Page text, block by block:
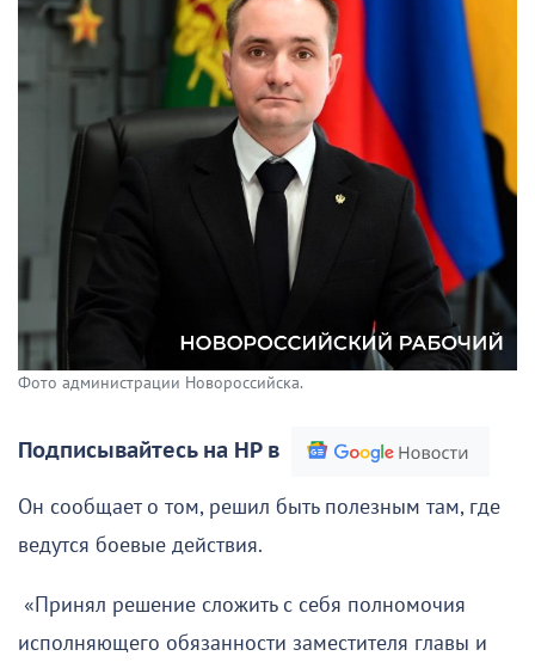
Фото администрации Новороссийска.
Подписывайтесь на НР в
Он сообщает о том, решил быть полезным там, где
ведутся боевые действия.
«Принял решение сложить с себя полномочия
исполняющего обязанности заместителя главы и